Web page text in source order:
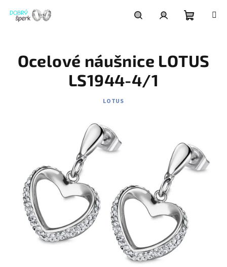
obsah
košík
Ocelové náušnice LOTUS
LS1944-4/1
LOTUS